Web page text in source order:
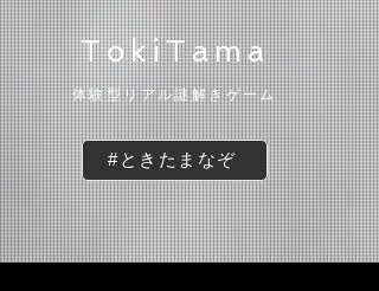
​TokiTama
​体験型リアル謎解きゲーム
#ときたまなぞ